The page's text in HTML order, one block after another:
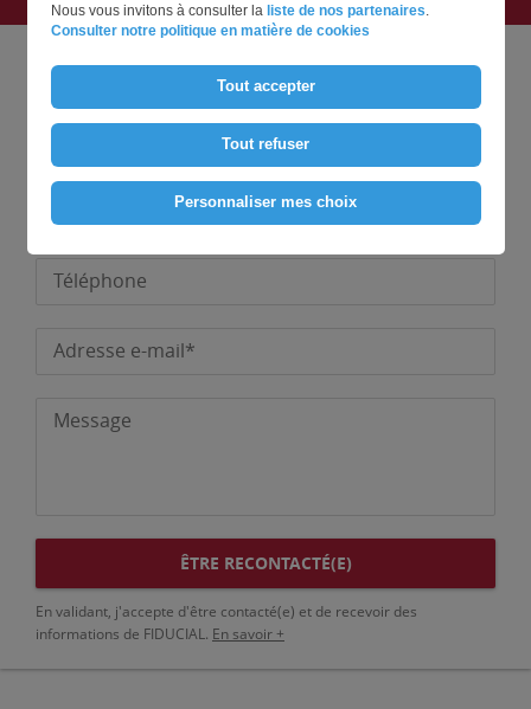
Nom*
Raison sociale*
Téléphone
Adresse e-mail*
Message
ÊTRE RECONTACTÉ(E)
En validant, j'accepte d'être contacté(e) et de recevoir des
informations de FIDUCIAL. En savoir +
Nous vous invitons à consulter la liste de nos partenaires.
Consulter notre politique en matière de cookies
Tout accepter
Tout refuser
Personnaliser mes choix